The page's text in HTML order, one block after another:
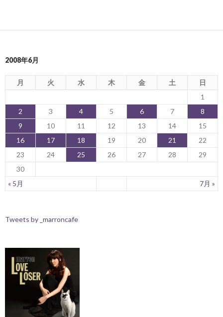
2008年6月
月 火 水 木 金 土 日
« 5月 7月 »
1
2
3 4 5 6 7
8
9
10 11 12 13 14
15
16
17 18 19 20 21
22
23
24 25 26 27 28
29
30
Tweets by _marroncafe